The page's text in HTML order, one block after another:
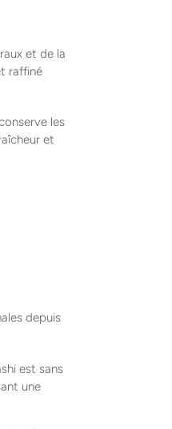
et de la
raffiné
les
et
depuis
est sans
une